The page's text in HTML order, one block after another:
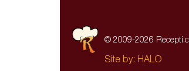
© 2009-2026
Site by: HALO